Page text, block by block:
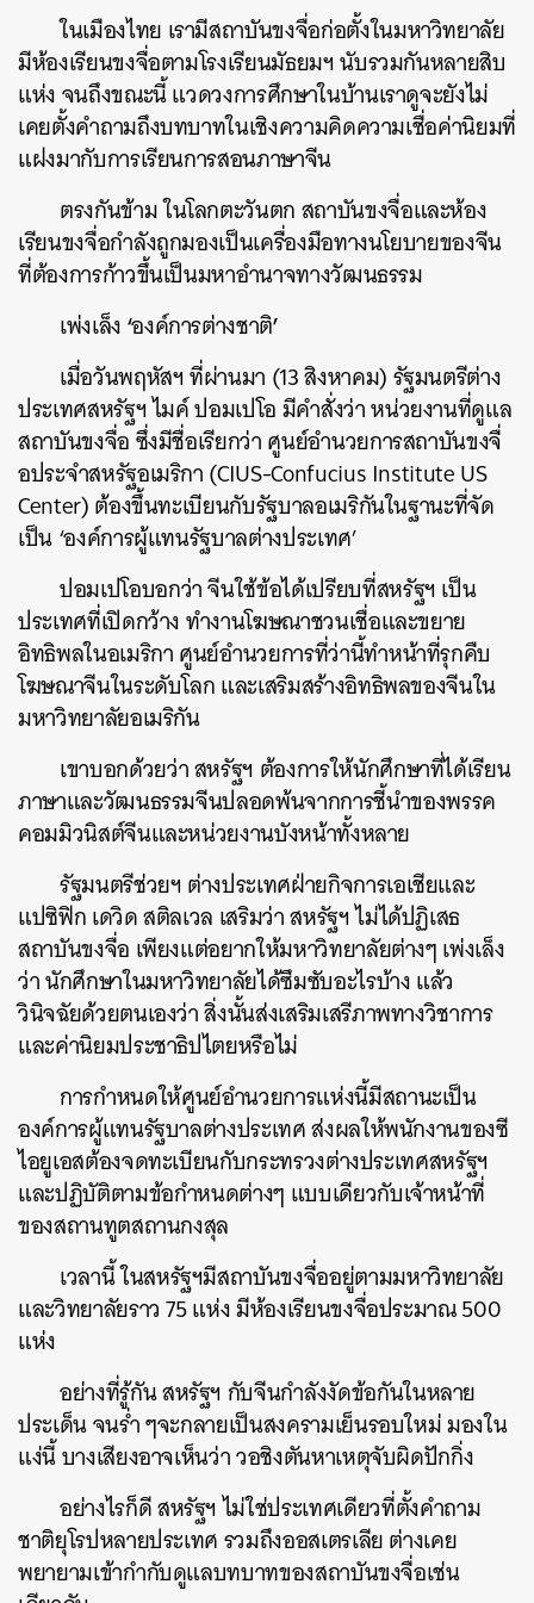
ในเมืองไทย เรามีสถาบันขงจื่อก่อตั้งในมหาวิทยาลัย
มีห้องเรียนขงจื่อตามโรงเรียนมัธยมฯนับรวมกันหลายสิบ
แห่งจนถึงขณะนี้แวดวงการศึกษาในบ้านเราดูจะยังไม่
เคยตั้งคำถามถึงบทบาทในเชิงความคิดความเชื่อค่านิยมที่
แฝงมากับการเรียนการสอนภาษาจีน
ตรงกันข้ามในโลกตะวันตกสถาบันขงจื่อและห้อง
เรียนขงจื่อกำลังถูกมองเป็นเครื่องมือทางนโยบายของจีน
ที่ต้องการก้าวขึ้นเป็นมหาอำนาจทางวัฒนธรรม
เพ่งเล็ง‘องค์การต่างชาติ’
เมื่อวันพฤหัสฯที่ผ่านมา (13สิงหาคม)รัฐมนตรีต่าง
ประเทศสหรัฐฯไมค์ปอมเปโอมีคำสั่งว่าหน่วยงานที่ดูแล
สถาบันขงจื่อซึ่งมีชื่อเรียกว่าศูนย์อำนวยการสถาบันขงจื่
อประจำสหรัฐอเมริกา(CIUS-Confucius Institute US
Center)ต้องขึ้นทะเบียนกับรัฐบาลอเมริกันในฐานะที่จัด
เป็น‘องค์การผู้แทนรัฐบาลต่างประเทศ’
ปอมเปโอบอกว่าจีนใช้ข้อได้เปรียบที่สหรัฐฯ เป็น
ประเทศที่เปิดกว้างทำงานโฆษณาชวนเชื่อและขยาย
อิทธิพลในอเมริกาศูนย์อำนวยการที่ว่านี้ทำหน้าที่รุกคืบ
โฆษณาจีนในระดับโลกและเสริมสร้างอิทธิพลของจีนใน
มหาวิทยาลัยอเมริกัน
เขาบอกด้วยว่าสหรัฐฯ ต้องการให้นักศึกษาที่ได้เรียน
ภาษาและวัฒนธรรมจีนปลอดพ้นจากการชี้นำของพรรค
คอมมิวนิสต์จีนและหน่วยงานบังหน้าทั้งหลาย
รัฐมนตรีช่วยฯ ต่างประเทศฝ่ายกิจการเอเชียและ
แปซิฟิกเดวิดสติลเวล เสริมว่าสหรัฐฯไม่ได้ปฏิเสธ
สถาบันขงจื่อ เพียงแต่อยากให้มหาวิทยาลัยต่างๆเพ่งเล็ง
ว่านักศึกษาในมหาวิทยาลัยได้ซึมซับอะไรบ้างแล้ว
วินิจฉัยด้วยตนเองว่าสิ่งนั้นส่งเสริมเสรีภาพทางวิชาการ
และค่านิยมประชาธิปไตยหรือไม่
การกำหนดให้ศูนย์อำนวยการแห่งนี้มีสถานะเป็น
องค์การผู้แทนรัฐบาลต่างประเทศส่งผลให้พนักงานของซี
ไอยูเอสต้องจดทะเบียนกับกระทรวงต่างประเทศสหรัฐฯ
และปฏิบัติตามข้อกำหนดต่างๆ แบบเดียวกับเจ้าหน้าที่
ของสถานทูตสถานกงสุล
เวลานี้ในสหรัฐฯมีสถาบันขงจื่ออยู่ตามมหาวิทยาลัย
และวิทยาลัยราว75แห่งมีห้องเรียนขงจื่อประมาณ500
แห่ง
อย่างที่รู้กันสหรัฐฯ กับจีนกำลังงัดข้อกันในหลาย
ประเด็นจนร่ำๆจะกลายเป็นสงครามเย็นรอบใหม่มองใน
แง่นี้บางเสียงอาจเห็นว่าวอชิงตันหาเหตุจับผิดปักกิ่ง
อย่างไรก็ดีสหรัฐฯ ไม่ใช่ประเทศเดียวที่ตั้งคำถาม
ชาติยุโรปหลายประเทศรวมถึงออสเตรเลียต่างเคย
พยายามเข้ากำกับดูแลบทบาทของสถาบันขงจื่อเช่น